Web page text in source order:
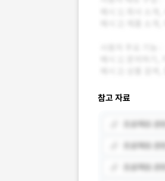
참고 자료